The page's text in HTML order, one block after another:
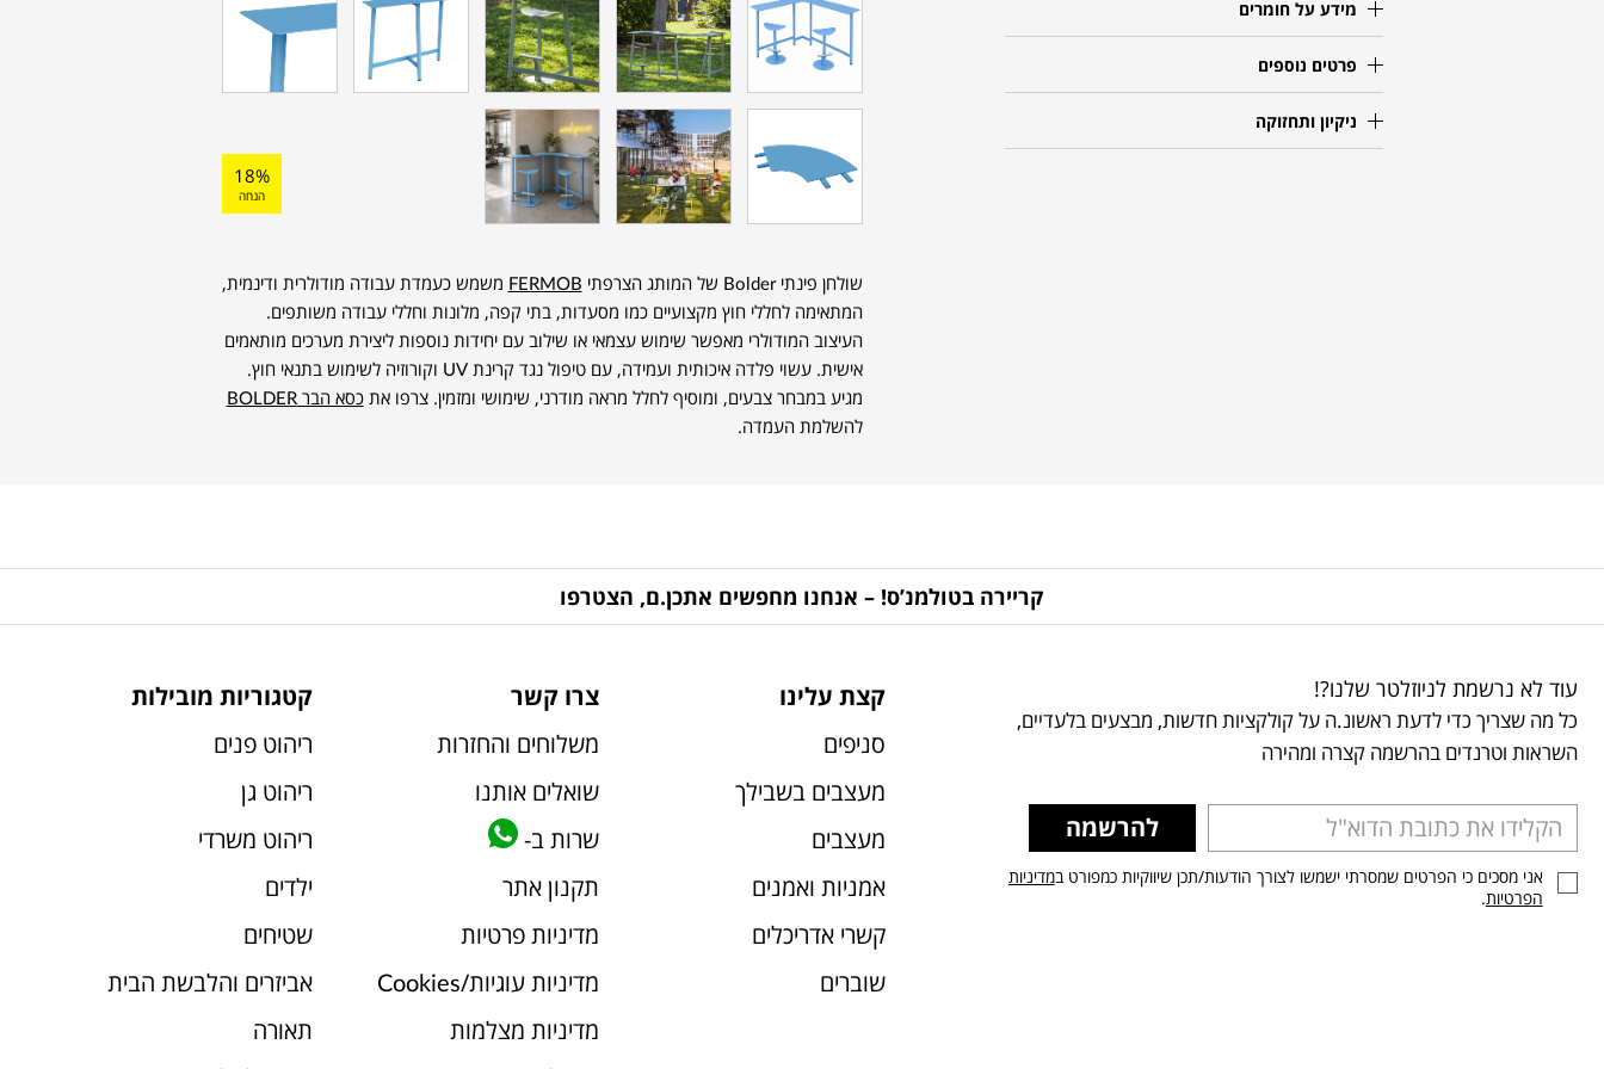
מידע על חומרים
פרטים נוספים
ניקיון ותחזוקה
18%
הנחה
שולחן פינתי Bolder של המותג הצרפתי FERMOB משמש כעמדת עבודה מודולרית ודינמית,
המתאימה לחללי חוץ מקצועיים כמו מסעדות, בתי קפה, מלונות וחללי עבודה משותפים.
העיצוב המודולרי מאפשר שימוש עצמאי או שילוב עם יחידות נוספות ליצירת מערכים מותאמים
אישית. עשוי פלדה איכותית ועמידה, עם טיפול נגד קרינת UV וקורוזיה לשימוש בתנאי חוץ.
מגיע במבחר צבעים, ומוסיף לחלל מראה מודרני, שימושי ומזמין. צרפו אתכסא הבר BOLDER
להשלמת העמדה.
קריירה בטולמנ’ס! – אנחנו מחפשים אתכן.ם, הצטרפו
עוד לא נרשמת לניוזלטר שלנו?!
כל מה שצריך כדי לדעת ראשונ.ה על קולקציות חדשות, מבצעים בלעדיים,
השראות וטרנדים בהרשמה קצרה ומהירה
להרשמה
אני מסכים כי הפרטים שמסרתי ישמשו לצורך הודעות/תכן שיווקיות כמפורט במדיניות
הפרטיות.
קצת עלינו
סניפים
מעצבים בשבילך
מעצבים
אמניות ואמנים
קשרי אדריכלים
שוברים
צרו קשר
משלוחים והחזרות
שואלים אותנו
שרות ב-
תקנון אתר
מדיניות פרטיות
מדיניות עוגיות/Cookies
מדיניות מצלמות
קטגוריות מובילות
ריהוט פנים
ריהוט גן
ריהוט משרדי
ילדים
שטיחים
אביזרים והלבשת הבית
תאורה